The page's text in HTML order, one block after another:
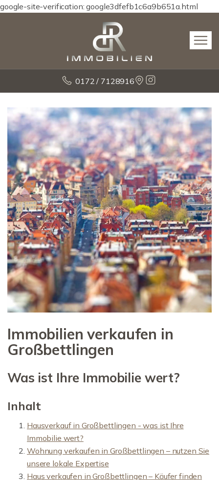
google-site-verification: google3dfefb1c6a9b651a.html
0172 / 7128916
Immobilien verkaufen in
Großbettlingen
Was ist Ihre Immobilie wert?
Inhalt
Hausverkauf in Großbettlingen - was ist Ihre
Immobilie wert?
Wohnung verkaufen in Großbettlingen – nutzen Sie
unsere lokale Expertise
Haus verkaufen in Großbettlingen – Käufer finden